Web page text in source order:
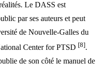
Le DASS est
par ses auteurs et peut
de Nouvelle-Galles du
Center for PTSD [8].
de son côté le manuel de